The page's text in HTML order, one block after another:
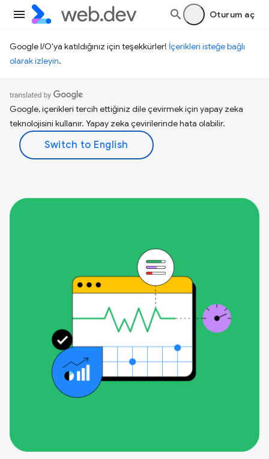
Oturum aç
Google I/O'ya katıldığınız için teşekkürler! İçerikleri isteğe bağlı
olarak izleyin.
Google, içerikleri tercih ettiğiniz dile çevirmek için yapay zeka
teknolojisini kullanır. Yapay zeka çevirilerinde hata olabilir.